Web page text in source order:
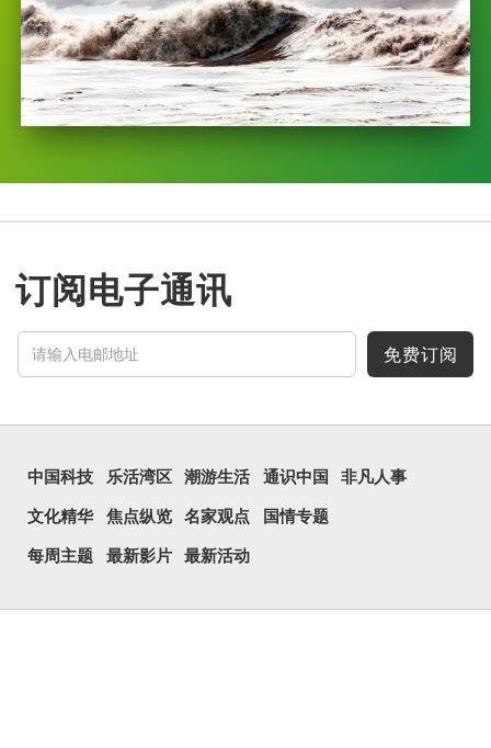
订阅电子通讯
免费订阅
中国科技 乐活湾区 潮游生活 通识中国 非凡人事
文化精华 焦点纵览 名家观点 国情专题
每周主题 最新影片 最新活动